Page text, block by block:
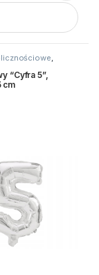
"Cyfra 2",
“Cyfra 5”,
cm